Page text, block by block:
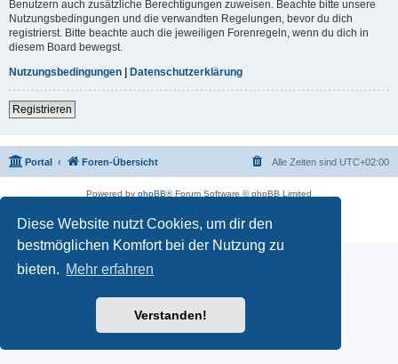
Diese Website nutzt Cookies, um dir den
bestmöglichen Komfort bei der Nutzung zu
bieten. Mehr erfahren
Verstanden!
Benutzern auch zusätzliche Berechtigungen zuweisen. Beachte bitte unsere
Nutzungsbedingungen und die verwandten Regelungen, bevor du dich
registrierst. Bitte beachte auch die jeweiligen Forenregeln, wenn du dich in
diesem Board bewegst.
Nutzungsbedingungen | Datenschutzerklärung
Registrieren
Portal Foren-Übersicht Alle Zeiten sind UTC+02:00
Powered by phpBB® Forum Software © phpBB Limited
Datenschutz| Nutzungsbedingungen